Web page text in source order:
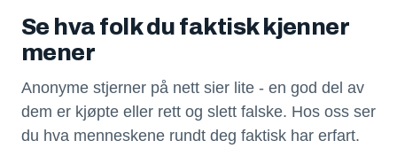
Se hva folk du faktisk kjenner
mener
Anonyme stjerner på nett sier lite - en god del av
dem er kjøpte eller rett og slett falske. Hos oss ser
du hva menneskene rundt deg faktisk har erfart.